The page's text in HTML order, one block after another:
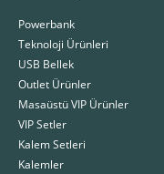
Powerbank
Teknoloji Ürünleri
USB Bellek
Outlet Ürünler
Masaüstü VIP Ürünler
VIP Setler
Kalem Setleri
Kalemler